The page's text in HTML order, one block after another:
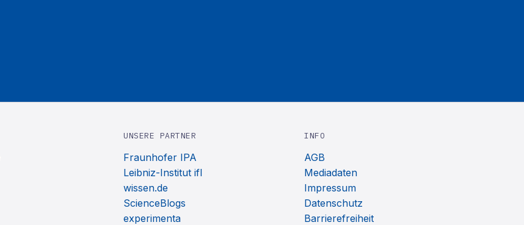
UNSERE PARTNER
Fraunhofer IPA
Leibniz-Institut ifl
wissen.de
ScienceBlogs
experimenta
INFO
AGB
Mediadaten
Impressum
Datenschutz
Barrierefreiheit